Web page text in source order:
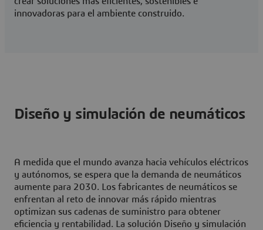
innovadoras para el ambiente construido.
Diseño y simulación de neumáticos
A medida que el mundo avanza hacia vehículos eléctricos
y autónomos, se espera que la demanda de neumáticos
aumente para 2030. Los fabricantes de neumáticos se
enfrentan al reto de innovar más rápido mientras
optimizan sus cadenas de suministro para obtener
eficiencia y rentabilidad. La solución Diseño y simulación